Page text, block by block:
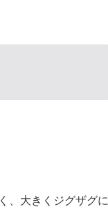
、大きくジグザグに